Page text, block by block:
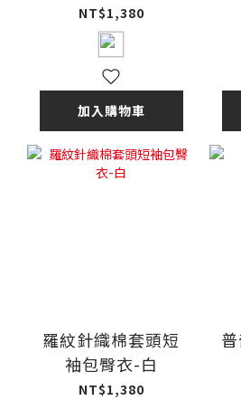
NT$1,380
加入購物車
羅紋針織棉套頭短
袖包臀衣-白
NT$1,380